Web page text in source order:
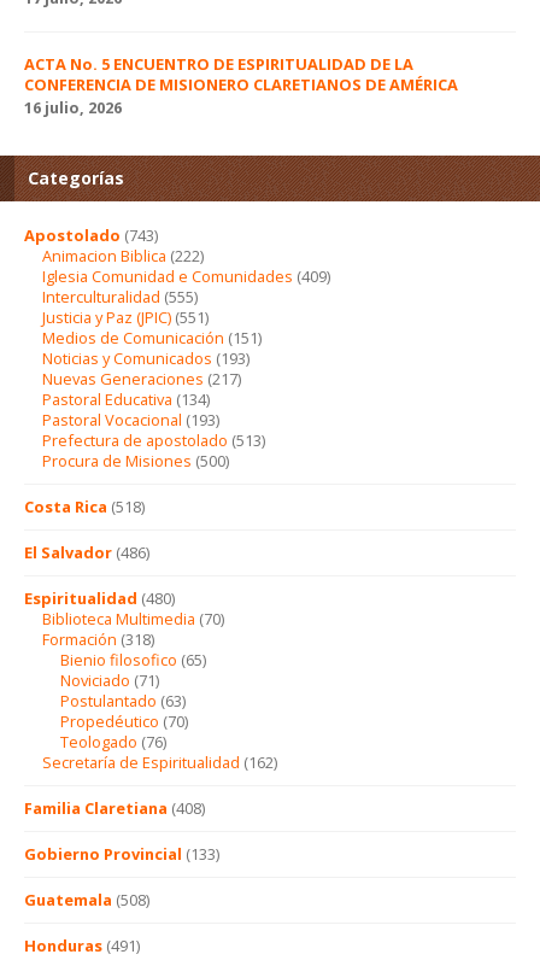
ACTA No. 5 ENCUENTRO DE ESPIRITUALIDAD DE LA
CONFERENCIA DE MISIONERO CLARETIANOS DE AMÉRICA
16 julio, 2026
Categorías
Apostolado (743)
Animacion Biblica (222)
Iglesia Comunidad e Comunidades (409)
Interculturalidad (555)
Justicia y Paz (JPIC) (551)
Medios de Comunicación (151)
Noticias y Comunicados (193)
Nuevas Generaciones (217)
Pastoral Educativa (134)
Pastoral Vocacional (193)
Prefectura de apostolado (513)
Procura de Misiones (500)
Costa Rica (518)
El Salvador (486)
Espiritualidad (480)
Biblioteca Multimedia (70)
Formación (318)
Bienio filosofico (65)
Noviciado (71)
Postulantado (63)
Propedéutico (70)
Teologado (76)
Secretaría de Espiritualidad (162)
Familia Claretiana (408)
Gobierno Provincial (133)
Guatemala (508)
Honduras (491)